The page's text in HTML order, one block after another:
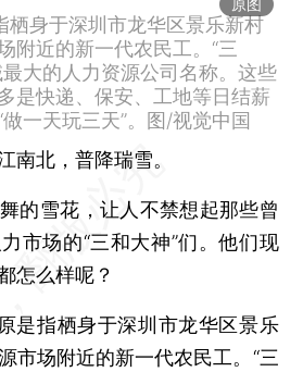
栖身于深圳市龙华区景乐新村
附近的新一代农民工。“三
大的人力资源公司名称。这些
是快递、保安、工地等日结薪
一天玩三天”。图/视觉中国
北，普降瑞雪。
雪花，让人不禁想起那些曾
市场的“三和大神”们。他们现
怎么样呢？
指栖身于深圳市龙华区景乐
市场附近的新一代农民工。“三